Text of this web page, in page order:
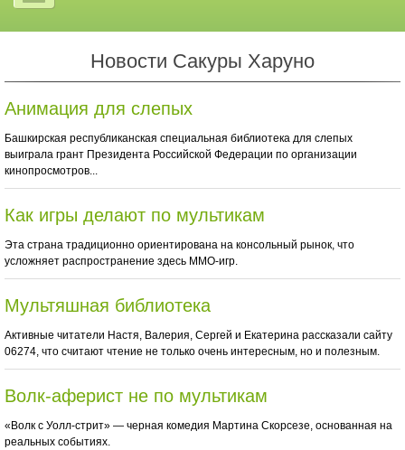
Новости Сакуры Харуно
Анимация для слепых
Башкирская республиканская специальная библиотека для слепых
выиграла грант Президента Российской Федерации по организации
кинопросмотров...
Как игры делают по мультикам
Эта страна традиционно ориентирована на консольный рынок, что
усложняет распространение здесь ММО-игр.
Мультяшная библиотека
Активные читатели Настя, Валерия, Сергей и Екатерина рассказали сайту
06274, что считают чтение не только очень интересным, но и полезным.
Волк-аферист не по мультикам
«Волк с Уолл-стрит» — черная комедия Мартина Скорсезе, основанная на
реальных событиях.